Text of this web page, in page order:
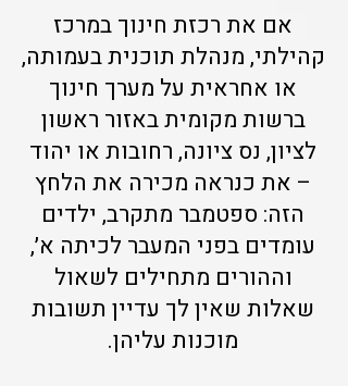
אם את רכזת חינוך במרכז
קהילתי, מנהלת תוכנית בעמותה,
או אחראית על מערך חינוך
ברשות מקומית באזור ראשון
לציון, נס ציונה, רחובות או יהוד
– את כנראה מכירה את הלחץ
הזה: ספטמבר מתקרב, ילדים
עומדים בפני המעבר לכיתה א׳,
וההורים מתחילים לשאול
שאלות שאין לך עדיין תשובות
מוכנות עליהן.